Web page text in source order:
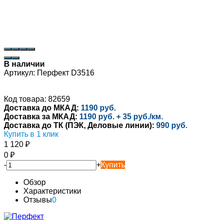
В наличии
Артикул: Перфект D3516
Код товара: 82659
Доставка до МКАД: 1190 руб.
Доставка за МКАД: 1190 руб. + 35 руб./км.
Доставка до ТК (ПЭК, Деловые линии): 990 руб.
Купить в 1 клик
1 120 ₽
0 ₽
-
+Купить
Обзор
Характеристики
Отзывы0